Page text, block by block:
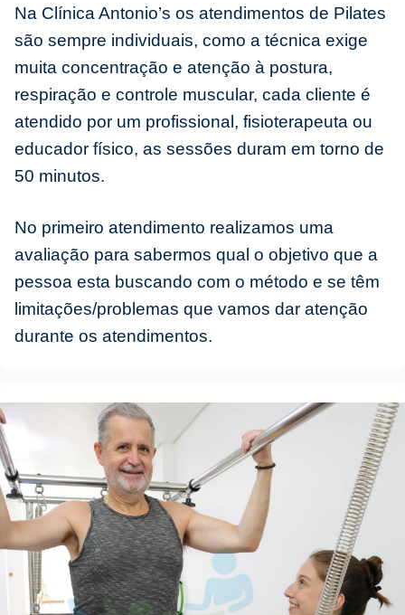
Na Clínica Antonio’s os atendimentos de Pilates
são sempre individuais, como a técnica exige
muita concentração e atenção à postura,
respiração e controle muscular, cada cliente é
atendido por um profissional, fisioterapeuta ou
educador físico, as sessões duram em torno de
50 minutos.
No primeiro atendimento realizamos uma
avaliação para sabermos qual o objetivo que a
pessoa esta buscando com o método e se têm
limitações/problemas que vamos dar atenção
durante os atendimentos.